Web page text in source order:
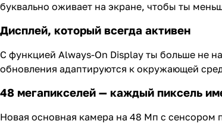
буквально оживает на экране, чтобы ты
Дисплей, который всегда активен
С функцией Always-On Display ты больше не
обновления адаптируются к окружающей
48 мегапикселей — каждый пиксель
Новая основная камера на 48 Мп с сенсором